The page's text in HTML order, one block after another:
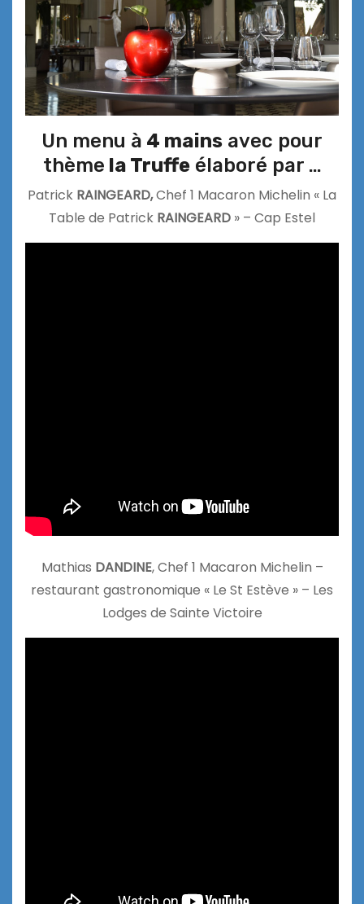
Un menu à 4 mains avec pour
thème la Truffeélaboré par …
Patrick RAINGEARD,Chef 1 Macaron Michelin « La
Table de Patrick RAINGEARD » – Cap Estel
Mathias DANDINE, Chef 1 Macaron Michelin –
restaurant gastronomique « Le St Estève » – Les
Lodges de Sainte Victoire